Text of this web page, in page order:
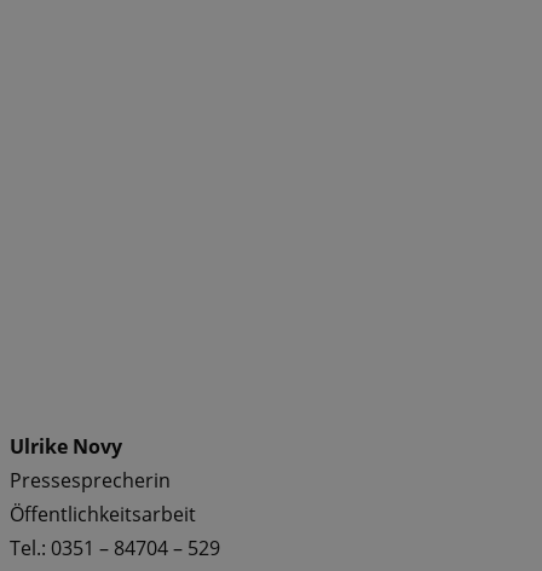
Ulrike Novy
Pressesprecherin
Öffentlichkeitsarbeit
Tel.: 0351 – 84704 – 529